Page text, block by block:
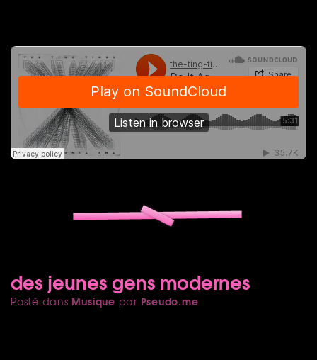
des jeunes gens modernes
Posté dans Musique par Pseudo.me